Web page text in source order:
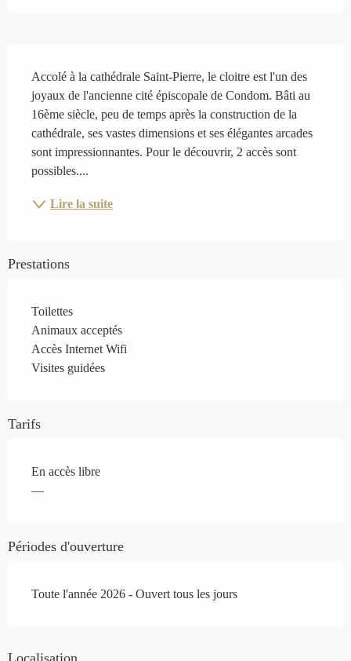
Accolé à la cathédrale Saint-Pierre, le cloitre est l'un des
joyaux de l'ancienne cité épiscopale de Condom. Bâti au
16ème siècle, peu de temps après la construction de la
cathédrale, ses vastes dimensions et ses élégantes arcades
sont impressionnantes. Pour le découvrir, 2 accès sont
possibles....
Lire la suite
Prestations
Toilettes
Animaux acceptés
Accès Internet Wifi
Visites guidées
Tarifs
En accès libre
—
Périodes d'ouverture
Toute l'année 2026 - Ouvert tous les jours